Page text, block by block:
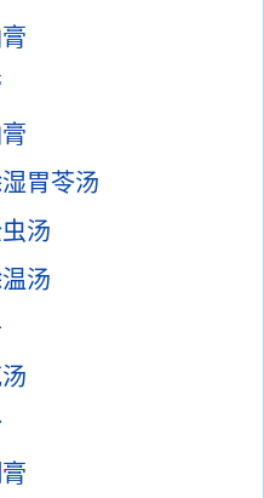
胃苓汤
汤
汤